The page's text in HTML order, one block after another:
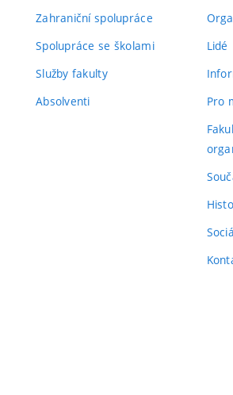
Zahraniční spolupráce
Spolupráce se školami
Služby fakulty
Absolventi
Lidé
Pro